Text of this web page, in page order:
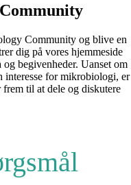
Community og blive en
dig på vores hjemmeside
begivenheder. Uanset om
interesse for mikrobiologi, er
til at dele og diskutere